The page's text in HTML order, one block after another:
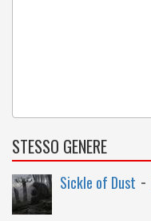
STESSO GENERE
Sickle of Dust -